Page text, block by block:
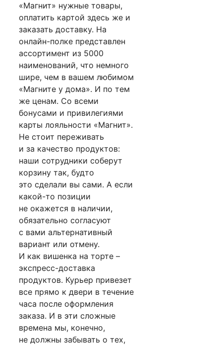
«Магнит» нужные товары,
оплатить картой здесь же и
заказать доставку. На
онлайн-полке представлен
ассортимент из 5000
наименований, что немного
шире, чем в вашем любимом
«Магните у дома». И по тем
же ценам. Со всеми
бонусами и привилегиями
карты лояльности «Магнит».
Не стоит переживать
и за качество продуктов:
наши сотрудники соберут
корзину так, будто
это сделали вы сами. А если
какой-то позиции
не окажется в наличии,
обязательно согласуют
с вами альтернативный
вариант или отмену.
И как вишенка на торте –
экспресс-доставка
продуктов. Курьер привезет
все прямо к двери в течение
часа после оформления
заказа. И в эти сложные
времена мы, конечно,
не должны забывать о тех,